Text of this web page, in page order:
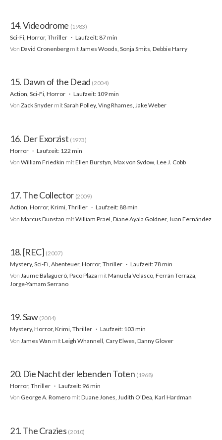
14. Videodrome (1983)
Sci-Fi, Horror, Thriller
Laufzeit: 87 min
Von David Cronenberg mit James Woods, Sonja Smits, Debbie Harry
15. Dawn of the Dead (2004)
Action, Sci-Fi, Horror
Laufzeit: 109 min
Von Zack Snyder mitSarah Polley, Ving Rhames, Jake Weber
16. Der Exorzist (1973)
Horror
Laufzeit: 122 min
Von William Friedkin mitEllen Burstyn, Max von Sydow, Lee J. Cobb
17. The Collector (2009)
Action, Horror, Krimi, Thriller
Laufzeit: 88 min
Von Marcus Dunstan mitWilliam Prael, Diane Ayala Goldner, Juan Fernández
18. [REC] (2007)
Mystery, Sci-Fi, Abenteuer, Horror, Thriller
Laufzeit: 78 min
Von Jaume Balagueró, Paco Plaza mitManuela Velasco, Ferrán Terraza,
Jorge-Yamam Serrano
19. Saw (2004)
Mystery, Horror, Krimi, Thriller
Laufzeit: 103 min
Von James Wan mitLeigh Whannell, Cary Elwes, Danny Glover
20. Die Nacht der lebenden Toten (1968)
Horror, Thriller
Laufzeit: 96 min
Von George A. Romero mitDuane Jones, Judith O'Dea, Karl Hardman
21. The Crazies (2010)